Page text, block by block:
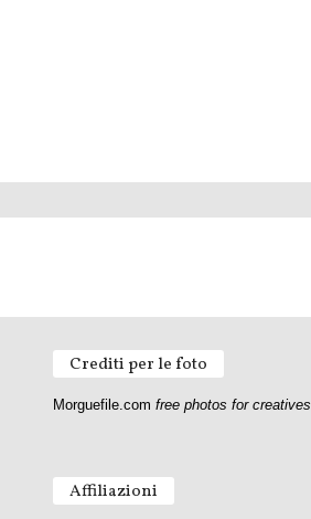
Crediti per le foto
Morguefile.com free photos for creatives
Affiliazioni